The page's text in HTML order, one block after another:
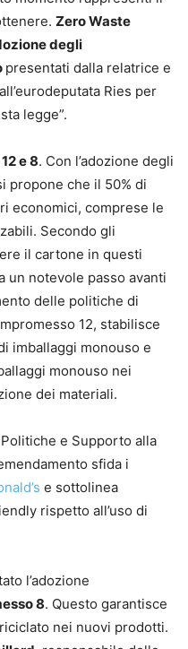
Zero Waste
degli
presentati dalla relatrice e
Ries per
legge”.
e 8. Con l’adozione degli
propone che il 50% di
economici, comprese le
Secondo gli
il cartone in questi
notevole passo avanti
delle politiche di
12, stabilisce
imballaggi monouso e
monouso nei
dei materiali.
e Supporto alla
sfida i
e sottolinea
rispetto all’uso di
l’adozione
8. Questo garantisce
nei nuovi prodotti.